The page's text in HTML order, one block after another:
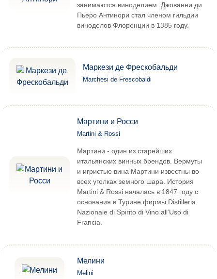
занимаются виноделием. Джованни ди
Пьеро Антинори стал членом гильдии
виноделов Флоренции в 1385 году.
Маркези де Фрескобальди
Marchesi de Frescobaldi
Мартини и Росси
Martini & Rossi
Мартини - один из старейших
итальянских винных брендов. Вермуты
и игристые вина Мартини известны во
всех уголках земного шара. История
Martini & Rossi началась в 1847 году с
основания в Турине фирмы Distilleria
Nazionale di Spirito di Vino all’Uso di
Francia.
Мелини
Melini